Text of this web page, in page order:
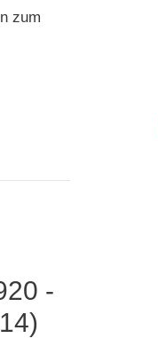
zum
-